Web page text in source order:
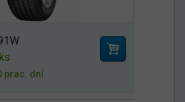
prac. dní